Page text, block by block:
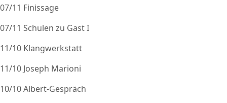
07/11 Finissage
07/11 Schulen zu Gast I
11/10 Klangwerkstatt
11/10 Joseph Marioni
10/10 Albert-Gespräch